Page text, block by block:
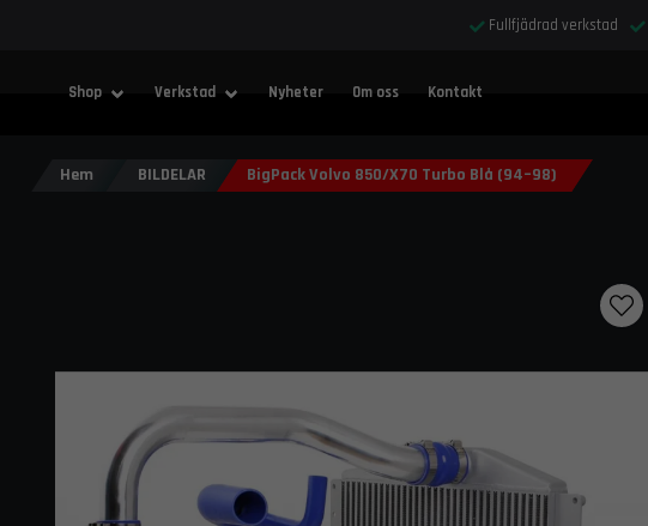
Fullfjädrad verkstad
Shop Verkstad Nyheter Om oss Kontakt
Hem BILDELAR BigPack Volvo 850/X70 Turbo Blå (94–98)